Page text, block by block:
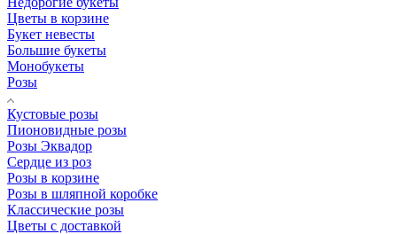
Цветы в корзине
Букет невесты
Большие букеты
Монобукеты
Розы
Кустовые розы
Пионовидные розы
Розы Эквадор
Сердце из роз
Розы в корзине
Розы в шляпной коробке
Классические розы
Цветы с доставкой